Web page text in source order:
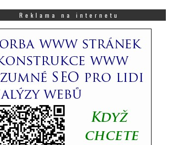
Reklama na internetu